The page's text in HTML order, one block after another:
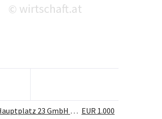
© wirtschaft.at
Daheim am Hauptplatz 23 GmbH & Co KG EUR 1.000